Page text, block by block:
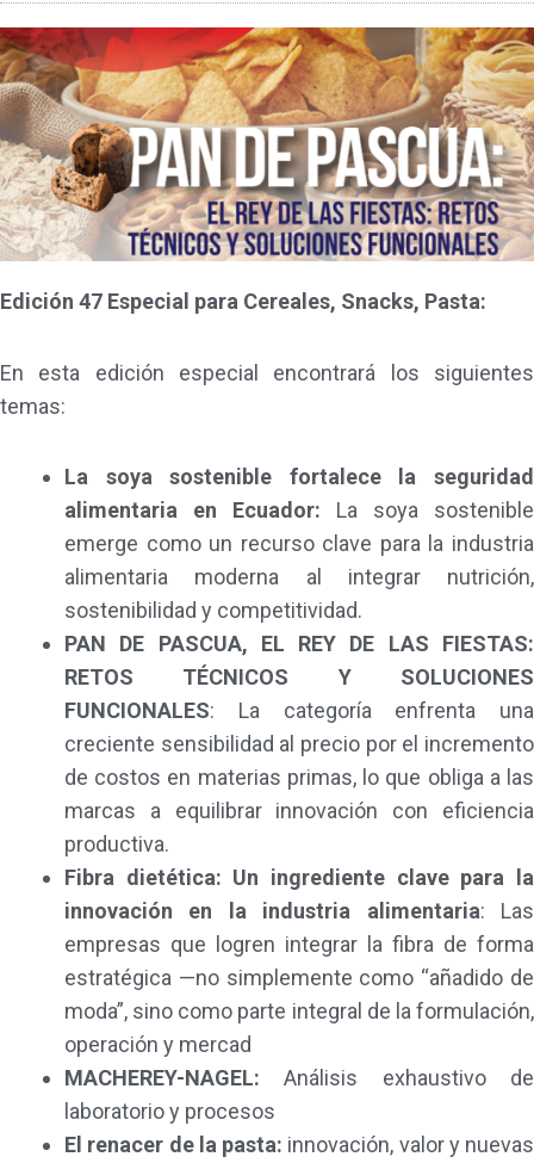
Edición 47 Especial para Cereales, Snacks, Pasta:
En esta edición especial encontrará los siguientes
temas:
La soya sostenible fortalece la seguridad
alimentaria en Ecuador: La soya sostenible
emerge como un recurso clave para la industria
alimentaria moderna al integrar nutrición,
sostenibilidad y competitividad.
PAN DE PASCUA, EL REY DE LAS FIESTAS:
RETOS TÉCNICOS Y SOLUCIONES
FUNCIONALES: La categoría enfrenta una
creciente sensibilidad al precio por el incremento
de costos en materias primas, lo que obliga a las
marcas a equilibrar innovación con eficiencia
productiva.
Fibra dietética: Un ingrediente clave para la
innovación en la industria alimentaria: Las
empresas que logren integrar la fibra de forma
estratégica —no simplemente como “añadido de
moda”, sino como parte integral de la formulación,
operación y mercad
MACHEREY-NAGEL: Análisis exhaustivo de
laboratorio y procesos
El renacer de la pasta: innovación, valor y nuevas